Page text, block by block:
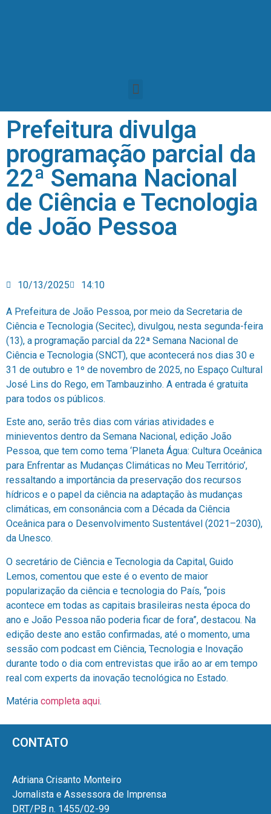
Prefeitura divulga
programação parcial da
22ª Semana Nacional
de Ciência e Tecnologia
de João Pessoa
10/13/2025 14:10
A Prefeitura de João Pessoa, por meio da Secretaria de
Ciência e Tecnologia (Secitec), divulgou, nesta segunda-feira
(13), a programação parcial da 22ª Semana Nacional de
Ciência e Tecnologia (SNCT), que acontecerá nos dias 30 e
31 de outubro e 1º de novembro de 2025, no Espaço Cultural
José Lins do Rego, em Tambauzinho. A entrada é gratuita
para todos os públicos.
Este ano, serão três dias com várias atividades e
minieventos dentro da Semana Nacional, edição João
Pessoa, que tem como tema ‘Planeta Água: Cultura Oceânica
para Enfrentar as Mudanças Climáticas no Meu Território’,
ressaltando a importância da preservação dos recursos
hídricos e o papel da ciência na adaptação às mudanças
climáticas, em consonância com a Década da Ciência
Oceânica para o Desenvolvimento Sustentável (2021–2030),
da Unesco.
O secretário de Ciência e Tecnologia da Capital, Guido
Lemos, comentou que este é o evento de maior
popularização da ciência e tecnologia do País, “pois
acontece em todas as capitais brasileiras nesta época do
ano e João Pessoa não poderia ficar de fora”, destacou. Na
edição deste ano estão confirmadas, até o momento, uma
sessão com podcast em Ciência, Tecnologia e Inovação
durante todo o dia com entrevistas que irão ao ar em tempo
real com experts da inovação tecnológica no Estado.
Matéria completa aqui.
CONTATO
Adriana Crisanto Monteiro
Jornalista e Assessora de Imprensa
DRT/PB n. 1455/02-99